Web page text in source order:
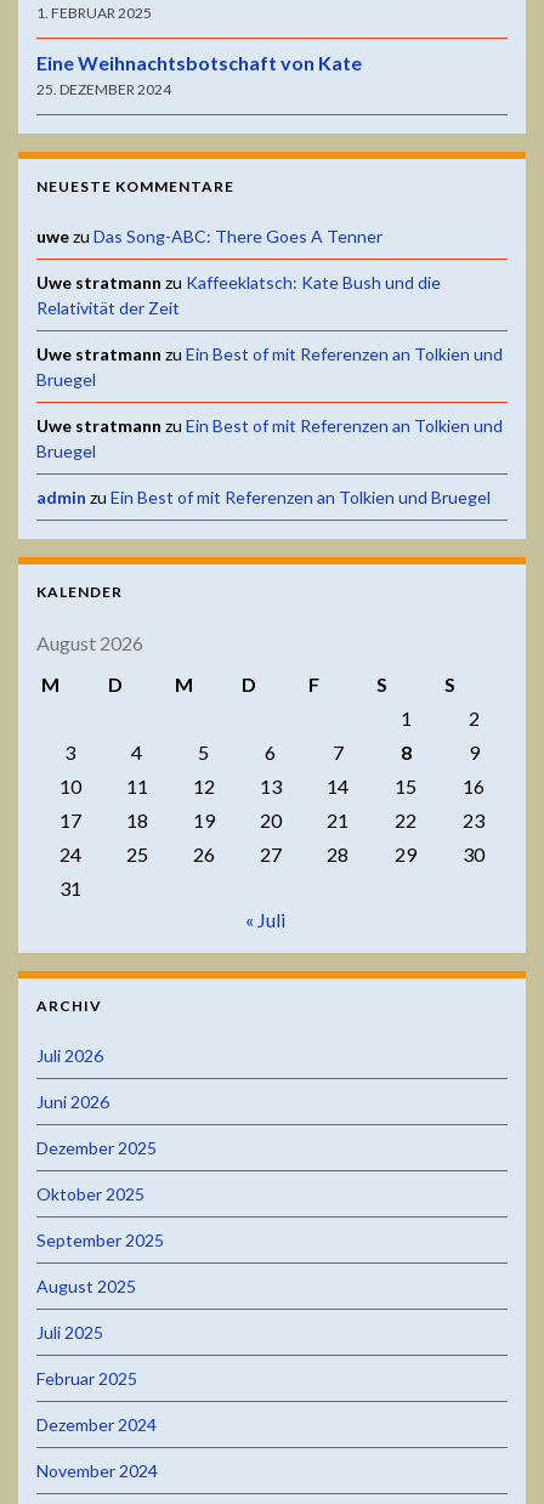
1. FEBRUAR 2025
Eine Weihnachtsbotschaft von Kate
25. DEZEMBER 2024
NEUESTE KOMMENTARE
uwezu Das Song-ABC: There Goes A Tenner
Uwe stratmann zu Kaffeeklatsch: Kate Bush und die
Relativität der Zeit
Uwe stratmann zu Ein Best of mit Referenzen an Tolkien und
Bruegel
Uwe stratmann zu Ein Best of mit Referenzen an Tolkien und
Bruegel
admin zu Ein Best of mit Referenzen an Tolkien und Bruegel
KALENDER
August 2026
M
D M D F S
S
1
2
3
4 5 6 7 8
9
10
11 12 13 14 15
16
17
18 19 20 21 22
23
24
25 26 27 28 29
30
31
« Juli
ARCHIV
Juli 2026
Juni 2026
Dezember 2025
Oktober 2025
September 2025
August 2025
Juli 2025
Februar 2025
Dezember 2024
November 2024